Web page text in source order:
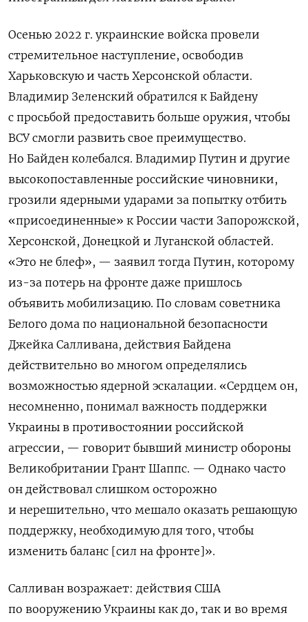
Осенью 2022 г. украинские войска провели
стремительное наступление, освободив
Харьковскую и часть Херсонской области.
Владимир Зеленский обратился к Байдену
с просьбой предоставить больше оружия, чтобы
ВСУ смогли развить свое преимущество.
Но Байден колебался. Владимир Путин и другие
высокопоставленные российские чиновники,
грозили ядерными ударами за попытку отбить
«присоединенные» к России части Запорожской,
Херсонской, Донецкой и Луганской областей.
«Это не блеф», — заявил тогда Путин, которому
из-за потерь на фронте даже пришлось
объявить мобилизацию. По словам советника
Белого дома по национальной безопасности
Джейка Салливана, действия Байдена
действительно во многом определялись
возможностью ядерной эскалации. «Сердцем он,
несомненно, понимал важность поддержки
Украины в противостоянии российской
агрессии, — говорит бывший министр обороны
Великобритании Грант Шаппс. — Однако часто
он действовал слишком осторожно
и нерешительно, что мешало оказать решающую
поддержку, необходимую для того, чтобы
изменить баланс [сил на фронте]».
Салливан возражает: действия США
по вооружению Украины как до, так и во время